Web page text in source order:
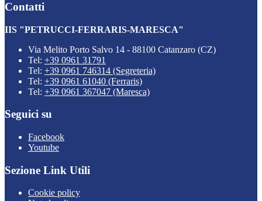
Contatti
IIS "PETRUCCI-FERRARIS-MARESCA"
Via Melito Porto Salvo 14 - 88100 Catanzaro (CZ)
Tel: +39 0961 31791
Tel: +39 0961 746314 (Segreteria)
Tel: +39 0961 61040 (Ferraris)
Tel: +39 0961 367047 (Maresca)
Seguici su
Facebook
Youtube
Sezione Link Utili
Cookie policy